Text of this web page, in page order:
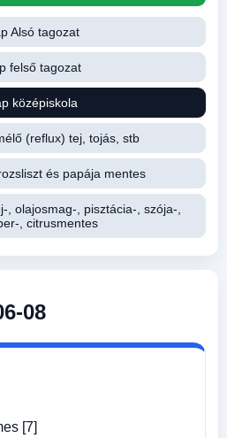
Alsó tagozat
felső tagozat
középiskola
(reflux) tej, tojás, stb
és papája mentes
, olajosmag-, pisztácia-, szója-,
, citrusmentes
08
[7]